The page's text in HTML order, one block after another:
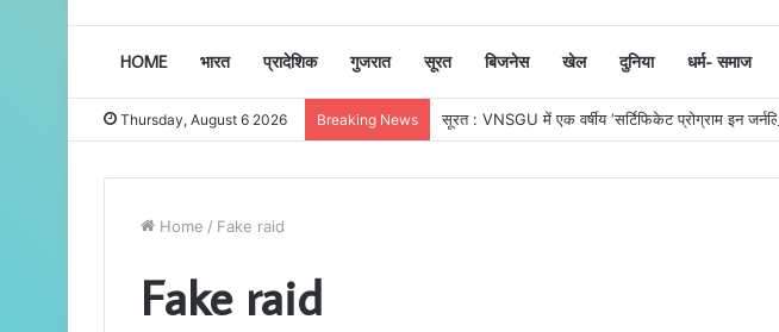
HOME भारत प्रादेशिक गुजरात सूरत बिजनेस खेल दुनिया धर्म- समाज
Thursday, August 6 2026 Breaking News
Home / Fake raid
Fake raid